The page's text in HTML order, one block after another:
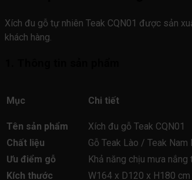
Xích đu gỗ tự nhiên Teak CQN01 được sản
khách hàng.
Mục Chi tiết
Tên sản phẩm
Xích đu gỗ Teak CQN01
Chất liệu
Gỗ Teak Lào / Teak Nam
Ưu điểm gỗ
Khả năng chịu mưa
Kích thước
W164 x D120 x H180 cm